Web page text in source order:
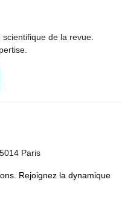
de la revue.
Paris
Rejoignez la dynamique